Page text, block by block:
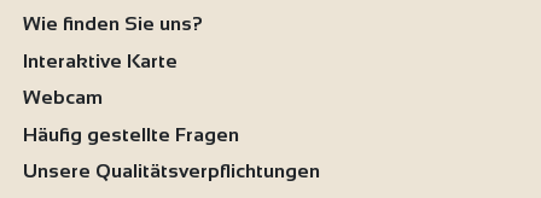
Wie finden Sie uns?
Interaktive Karte
Webcam
Häufig gestellte Fragen
Unsere Qualitätsverpflichtungen